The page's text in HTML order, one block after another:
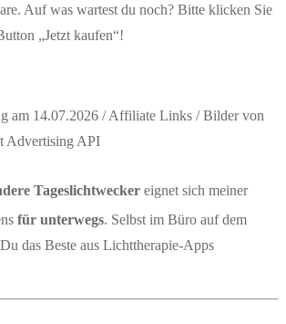
Auf was wartest du noch? Bitte klicken Sie
„Jetzt kaufen“!
am 14.07.2026 / Affiliate Links / Bilder von
Advertising API
Tageslichtwecker eignet sich meiner
für unterwegs. Selbst im Büro auf dem
das Beste aus Lichttherapie-Apps